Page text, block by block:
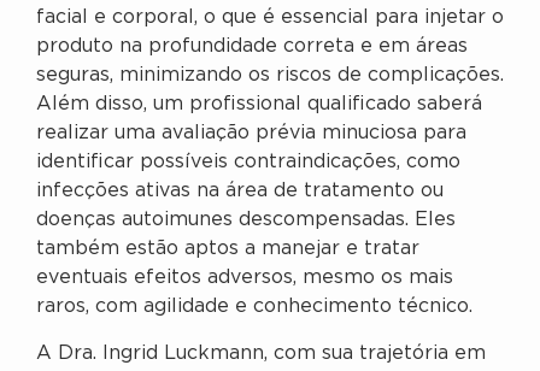
facial e corporal, o que é essencial para injetar o
produto na profundidade correta e em áreas
seguras, minimizando os riscos de complicações.
Além disso, um profissional qualificado saberá
realizar uma avaliação prévia minuciosa para
identificar possíveis contraindicações, como
infecções ativas na área de tratamento ou
doenças autoimunes descompensadas. Eles
também estão aptos a manejar e tratar
eventuais efeitos adversos, mesmo os mais
raros, com agilidade e conhecimento técnico.
A Dra. Ingrid Luckmann, com sua trajetória em